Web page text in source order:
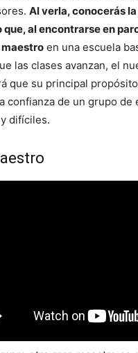
Al verla, conocerás
que, al encontrarse en
en una escuela
las clases avanzan, el
que su principal
confianza de un grupo de
difíciles.